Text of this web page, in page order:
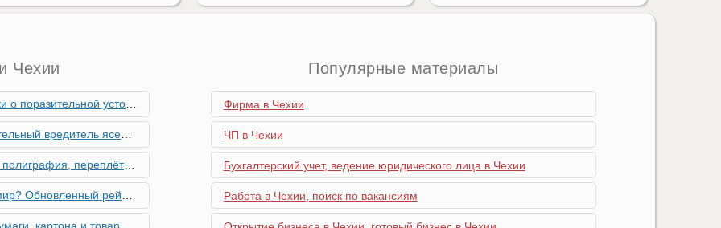
Чехии
устойчивости экономики Чехии
к Чехии, необходима бдительность граждан
работы в Чехии - простая лицензия №14
глобальной мобильности 2026 года
Популярные материалы
Фирма в Чехии
ЧП в Чехии
Бухгалтерский учет, ведение юридического лица в Чехии
Работа в Чехии, поиск по вакансиям